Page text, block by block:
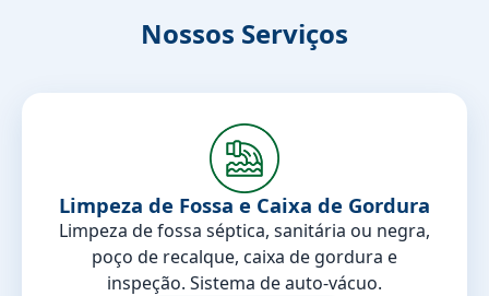
Nossos Serviços
Limpeza de Fossa e Caixa de Gordura
Limpeza de fossa séptica, sanitária ou negra,
poço de recalque, caixa de gordura e
inspeção. Sistema de auto-vácuo.